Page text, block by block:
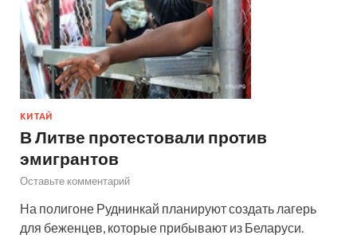
КИТАЙ
В Литве протестовали против
эмигрантов
Оставьте комментарий
На полигоне Руднинкай планируют создать лагерь
для беженцев, которые прибывают из Беларуси.